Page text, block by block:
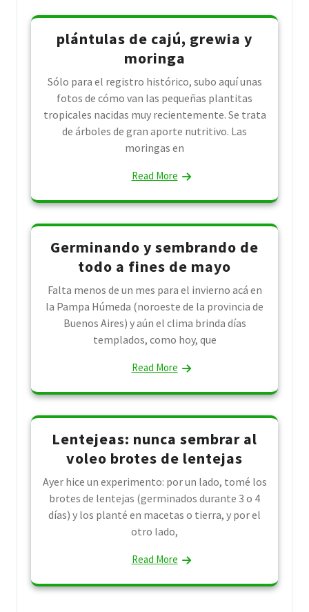
plántulas de cajú, grewia y
moringa
Sólo para el registro histórico, subo aquí unas
fotos de cómo van las pequeñas plantitas
tropicales nacidas muy recientemente. Se trata
de árboles de gran aporte nutritivo. Las
moringas en
Read More
Germinando y sembrando de
todo a fines de mayo
Falta menos de un mes para el invierno acá en
la Pampa Húmeda (noroeste de la provincia de
Buenos Aires) y aún el clima brinda días
templados, como hoy, que
Read More
Lentejeas: nunca sembrar al
voleo brotes de lentejas
Ayer hice un experimento: por un lado, tomé los
brotes de lentejas (germinados durante 3 o 4
días) y los planté en macetas o tierra, y por el
otro lado,
Read More